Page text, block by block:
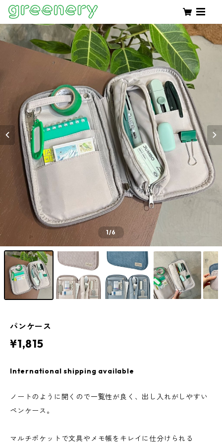
1/6
パンケース
¥1,815
International shipping available
ノートのように開くので一覧性が良く、出し入れがしやすい
ペンケース。
マルチポケットで文具やメモ帳をキレイに仕分けられる